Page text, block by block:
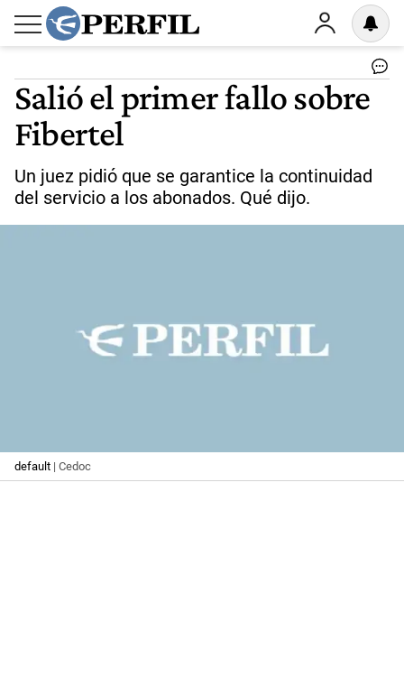
Salió el primer fallo sobre
Fibertel
Un juez pidió que se garantice la continuidad
del servicio a los abonados. Qué dijo.
default | Cedoc